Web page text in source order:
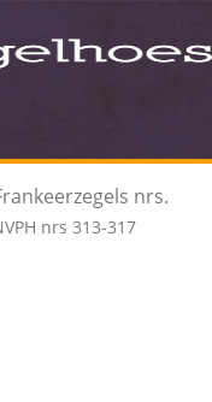
nrs.
nrs 313-317